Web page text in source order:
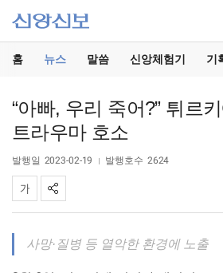
홈 뉴스 말씀 신앙체험기 기
“아빠, 우리 죽어?” 튀르
트라우마 호소
발행일 2023-02-19 발행호수 2624
사망·질병 등 열악한 환경에 노출